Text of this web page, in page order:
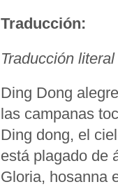
Traducción:
Traducción
Ding Dong
las campanas
Ding dong, el
está plagado de
Gloria, hosanna